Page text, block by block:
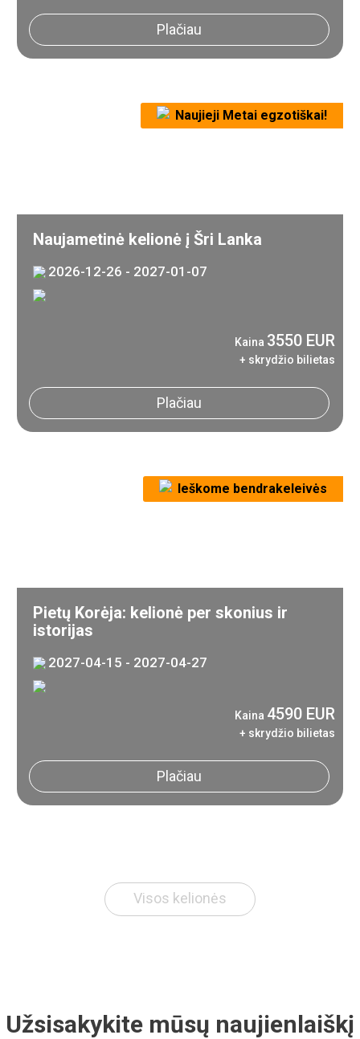
Plačiau
Naujieji Metai egzotiškai!
Naujametinė kelionė į Šri Lanka
2026-12-26 - 2027-01-07
Kaina 3550 EUR
+ skrydžio bilietas
Plačiau
Ieškome bendrakeleivės
Pietų Korėja: kelionė per skonius ir
istorijas
2027-04-15 - 2027-04-27
Kaina 4590 EUR
+ skrydžio bilietas
Plačiau
Visos kelionės
Užsisakykite mūsų naujienlaiškį